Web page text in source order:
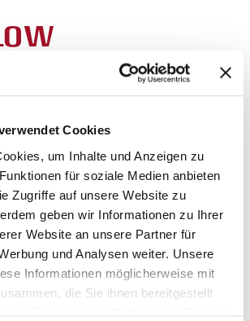
Cookies
um Inhalte und Anzeigen zu
für soziale Medien anbieten
Zugriffe auf unsere Website zu
geben wir Informationen zu Ihrer
Website an unsere Partner für
und Analysen weiter. Unsere
Informationen möglicherweise mit
die Sie ihnen bereitgestellt
des Produktes
durch antihaftmotorisierte
zur Drehzahlregelung
Umwälzpumpe
dank dem mit
Kreislauf Betrieb